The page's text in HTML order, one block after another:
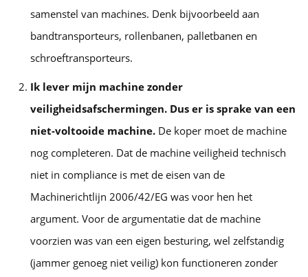
samenstel van machines. Denk bijvoorbeeld aan
bandtransporteurs, rollenbanen, palletbanen en
schroeftransporteurs.
Ik lever mijn machine zonder
veiligheidsafschermingen. Dus er is sprake van een
niet-voltooide machine. De koper moet de machine
nog completeren. Dat de machine veiligheid technisch
niet in compliance is met de eisen van de
Machinerichtlijn 2006/42/EG was voor hen het
argument. Voor de argumentatie dat de machine
voorzien was van een eigen besturing, wel zelfstandig
(jammer genoeg niet veilig) kon functioneren zonder